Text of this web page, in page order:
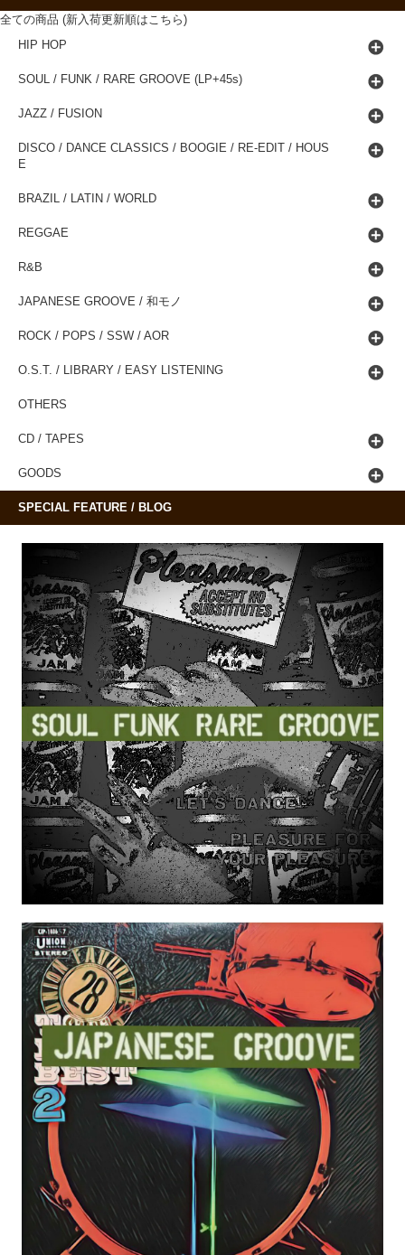
全ての商品 (新入荷更新順はこちら)
HIP HOP
SOUL / FUNK / RARE GROOVE (LP+45s)
JAZZ / FUSION
DISCO / DANCE CLASSICS / BOOGIE / RE-EDIT / HOUS
E
BRAZIL / LATIN / WORLD
REGGAE
R&B
JAPANESE GROOVE / 和モノ
ROCK / POPS / SSW / AOR
O.S.T. / LIBRARY / EASY LISTENING
OTHERS
CD / TAPES
GOODS
SPECIAL FEATURE / BLOG